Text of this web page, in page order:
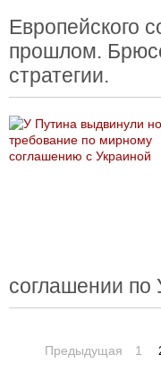
Европейского
прошлом.
стратегии.
соглашении по
Предыдущая 1